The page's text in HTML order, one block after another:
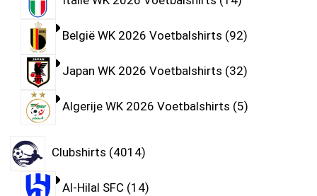
België WK 2026 Voetbalshirts 92
Japan WK 2026 Voetbalshirts 32
Algerije WK 2026 Voetbalshirts 5
Clubshirts 4014
Al-Hilal SFC 14